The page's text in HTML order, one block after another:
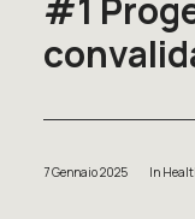
#1
7 Gennaio 2025 In